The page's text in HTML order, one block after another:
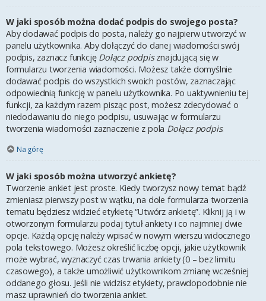
W jaki sposób można dodać podpis do swojego posta?
Aby dodawać podpis do posta, należy go najpierw utworzyć w
panelu użytkownika. Aby dołączyć do danej wiadomości swój
podpis, zaznacz funkcję Dołącz podpisznajdującą się w
formularzu tworzenia wiadomości. Możesz także domyślnie
dodawać podpis do wszystkich swoich postów, zaznaczając
odpowiednią funkcję w panelu użytkownika. Po uaktywnieniu tej
funkcji, za każdym razem pisząc post, możesz zdecydować o
niedodawaniu do niego podpisu, usuwając w formularzu
tworzenia wiadomości zaznaczenie z pola Dołącz podpis.
Na górę
W jaki sposób można utworzyć ankietę?
Tworzenie ankiet jest proste. Kiedy tworzysz nowy temat bądź
zmieniasz pierwszy post w wątku, na dole formularza tworzenia
tematu będziesz widzieć etykietę “Utwórz ankietę”. Kliknij ją i w
otworzonym formularzu podaj tytuł ankiety i co najmniej dwie
opcje. Każdą opcję należy wpisać w nowym wierszu widocznego
pola tekstowego. Możesz określić liczbę opcji, jakie użytkownik
może wybrać, wyznaczyć czas trwania ankiety (0 – bez limitu
czasowego), a także umożliwić użytkownikom zmianę wcześniej
oddanego głosu. Jeśli nie widzisz etykiety, prawdopodobnie nie
masz uprawnień do tworzenia ankiet.